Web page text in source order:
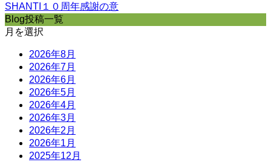
SHANTI１０周年感謝の意
Blog投稿一覧
月を選択
2026年8月
2026年7月
2026年6月
2026年5月
2026年4月
2026年3月
2026年2月
2026年1月
2025年12月